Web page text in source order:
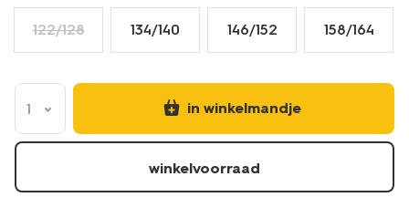
122/128 134/140 146/152 158/164
1 in winkelmandje
winkelvoorraad